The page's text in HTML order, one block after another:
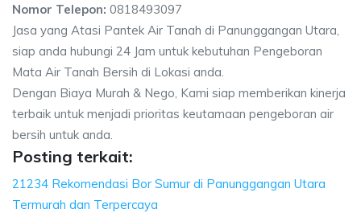
Nomor Telepon: 0818493097
Jasa yang Atasi Pantek Air Tanah di Panunggangan Utara,
siap anda hubungi 24 Jam untuk kebutuhan Pengeboran
Mata Air Tanah Bersih di Lokasi anda.
Dengan Biaya Murah & Nego, Kami siap memberikan kinerja
terbaik untuk menjadi prioritas keutamaan pengeboran air
bersih untuk anda.
Posting terkait:
21234 Rekomendasi Bor Sumur di Panunggangan Utara
Termurah dan Terpercaya